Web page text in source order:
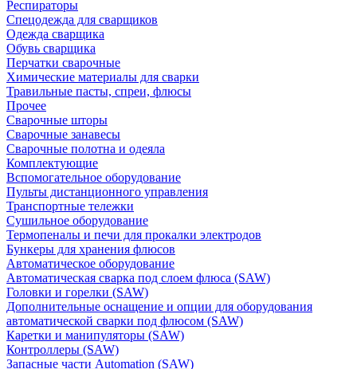
Респираторы
Спецодежда для сварщиков
Одежда сварщика
Обувь сварщика
Перчатки сварочные
Химические материалы для сварки
Травильные пасты, спреи, флюсы
Прочее
Сварочные шторы
Сварочные занавесы
Сварочные полотна и одеяла
Комплектующие
Вспомогательное оборудование
Пульты дистанционного управления
Транспортные тележки
Сушильное оборудование
Термопеналы и печи для прокалки электродов
Бункеры для хранения флюсов
Автоматическое оборудование
Автоматическая сварка под слоем флюса (SAW)
Головки и горелки (SAW)
Дополнительные оснащение и опции для оборудования
автоматической сварки под флюсом (SAW)
Каретки и манипуляторы (SAW)
Контроллеры (SAW)
Запасные части Automation (SAW)